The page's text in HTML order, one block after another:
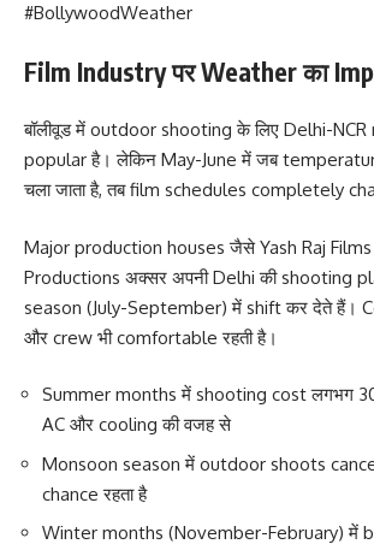
#BollywoodWeather
Film Industry पर Weather का
बॉलीवूड में outdoor shooting के लिए Delhi-NCR
popular है। लेकिन May-June में जब
चला जाता है, तब film schedules completely
Major production houses जैसे Yash Raj
Productions अक्सर अपनी Delhi की shooting
season (July-September) में shift कर देते हैं।
और crew भी comfortable रहती है।
Summer months में shooting cost लगभग
AC और cooling की वजह से
Monsoon season में outdoor shoots
chance रहता है
Winter months (November-February) में